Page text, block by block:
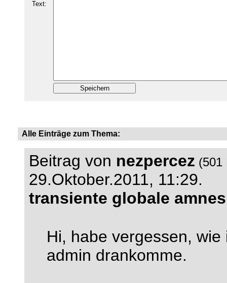
Text:
Alle Einträge zum Thema:
Beitrag von nezpercez (501
29.Oktober.2011, 11:29.
transiente globale
Hi, habe vergessen,
admin drankomme.